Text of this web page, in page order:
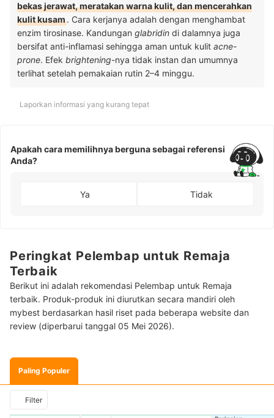
bekas jerawat, meratakan warna kulit, dan mencerahkan
kulit kusam. Cara kerjanya adalah dengan menghambat
enzim tirosinase. Kandungan glabridin di dalamnya juga
bersifat anti-inflamasi sehingga aman untuk kulit acne-
prone. Efek brightening-nya tidak instan dan umumnya
terlihat setelah pemakaian rutin 2–4 minggu.
Laporkan informasi yang kurang tepat
Apakah cara memilihnya berguna sebagai referensi
Anda?
Ya Tidak
Peringkat Pelembap untuk Remaja
Terbaik
Berikut ini adalah rekomendasi Pelembap untuk Remaja
terbaik. Produk-produk ini diurutkan secara mandiri oleh
mybest berdasarkan hasil riset pada beberapa website dan
review (diperbarui tanggal 05 Mei 2026).
Paling Populer
Filter